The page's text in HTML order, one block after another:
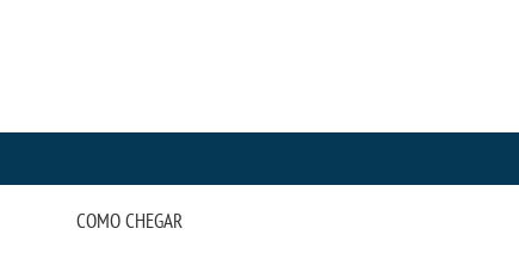
COMO CHEGAR